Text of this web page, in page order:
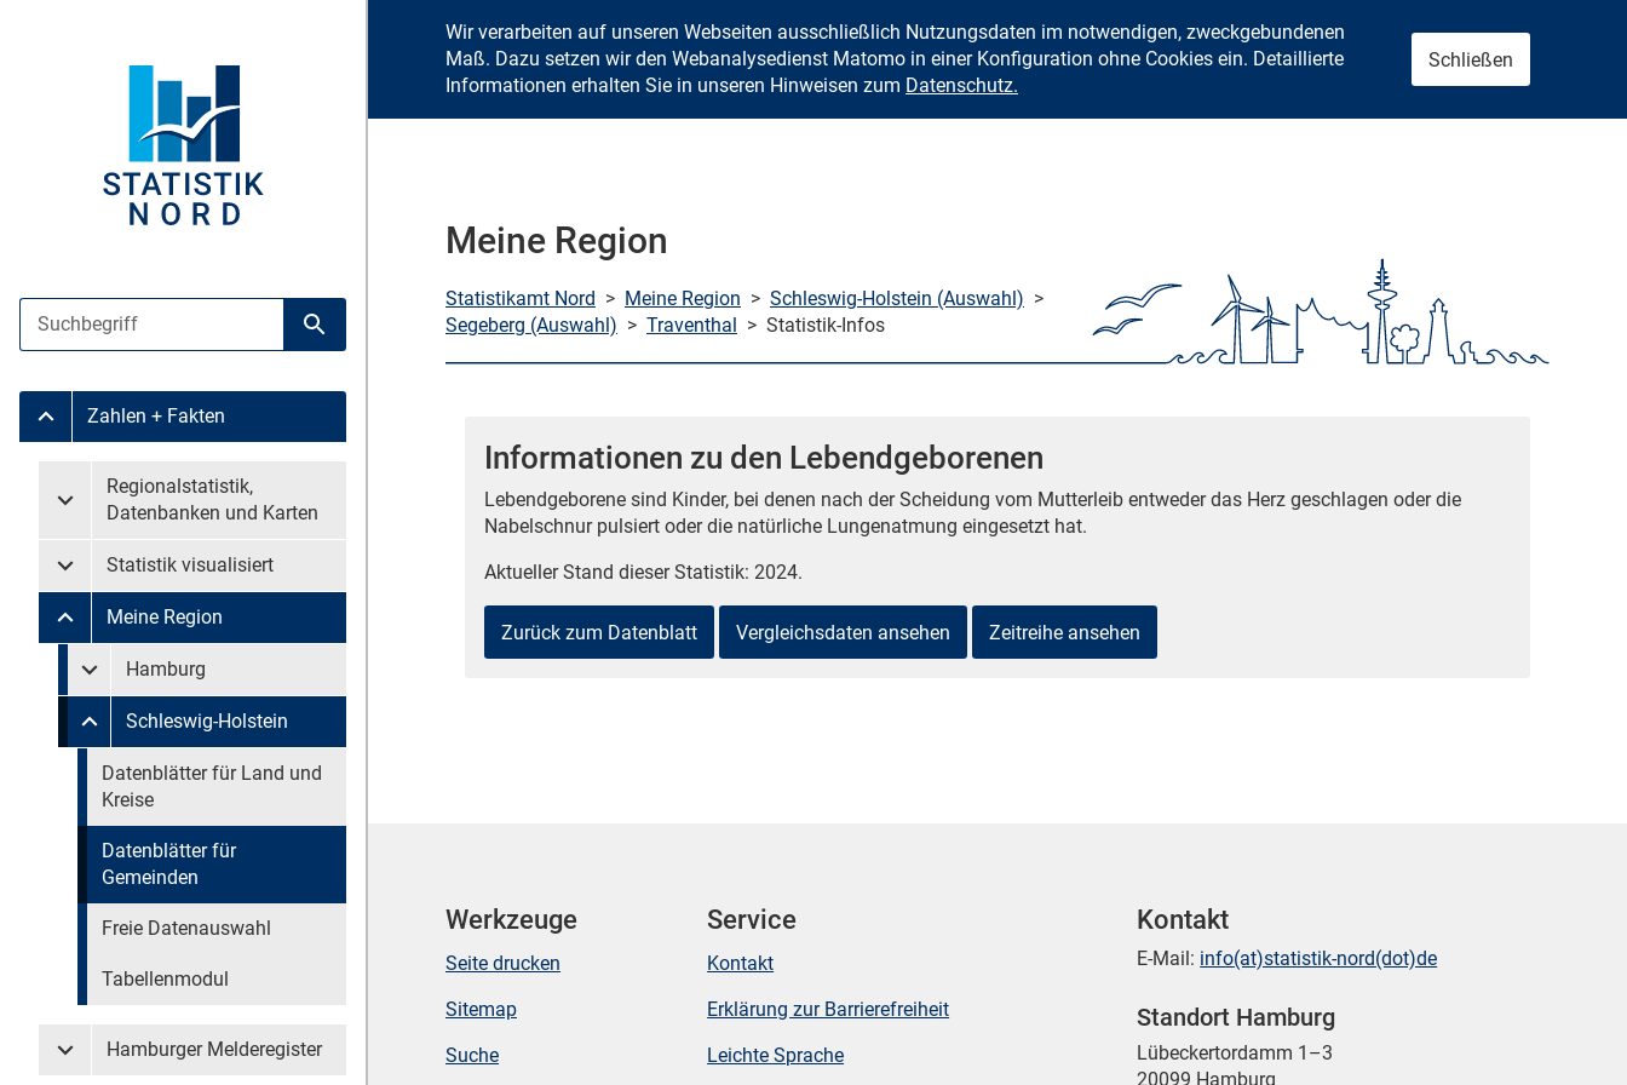
Zum Inhalt springen
Suche
Suche starten
Untermenü Zahlen + Fakten
Zahlen + Fakten
Untermenü überspringen
Untermenü Regionalstatistik, Datenbanken und Karten
Regionalstatistik,
Datenbanken und Karten
Untermenü Statistik visualisiert
Statistik visualisiert
Untermenü Meine Region
Meine Region
Untermenü überspringen
Untermenü Meine Region Hamburg
Hamburg
Untermenü Meine Region Schleswig-Holstein
Schleswig-Holstein
Untermenü überspringen
Datenblätter für Land und
Kreise
Datenblätter für
Gemeinden
Freie Datenauswahl
Tabellenmodul
Untermenü Hamburger Melderegister
Hamburger Melderegister
Wir verarbeiten auf unseren Webseiten ausschließlich Nutzungsdaten im notwendigen, zweckgebundenen
Maß. Dazu setzen wir den Webanalysedienst Matomo in einer Konfiguration ohne Cookies ein. Detaillierte
Informationen erhalten Sie in unseren Hinweisen zum Datenschutz.
Schließen
Meine Region
Statistikamt Nord > Meine Region > Schleswig-Holstein (Auswahl) >
Segeberg (Auswahl) > Traventhal > Statistik-Infos
Informationen zu den Lebendgeborenen
Lebendgeborene sind Kinder, bei denen nach der Scheidung vom Mutterleib entweder das Herz geschlagen oder die
Nabelschnur pulsiert oder die natürliche Lungenatmung eingesetzt hat.
Aktueller Stand dieser Statistik: 2024.
Zurück zum Datenblatt Vergleichsdaten ansehen Zeitreihe ansehen
Werkzeuge
Seite drucken
Sitemap
Suche
Service
Kontakt
Erklärung zur Barrierefreiheit
Leichte Sprache
Kontakt
E-Mail: info(at)statistik-nord(dot)de
Standort Hamburg
Lübeckertordamm 1–3
20099 Hamburg